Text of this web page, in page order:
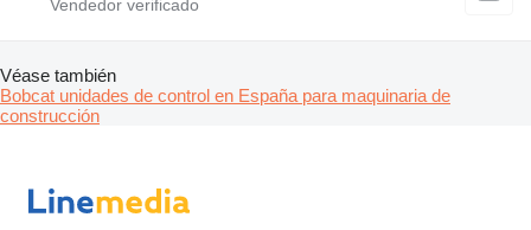
Véase también
Bobcat unidades de control en España para maquinaria de
construcción